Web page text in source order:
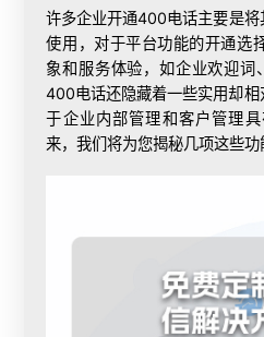
许多企业开通400电话主要是将
使用，对于平台功能的开通选
象和服务体验，如企业欢迎词
400电话还隐藏着一些实用却
于企业内部管理和客户管理
来，我们将为您揭秘几项这些功